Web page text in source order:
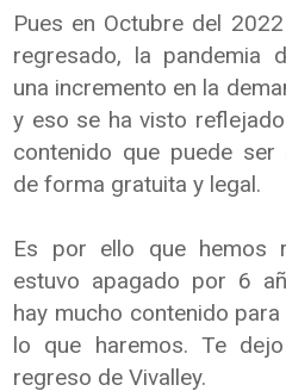
Pues en Octubre del
regresado, la pandemia
una incremento en la
y eso se ha visto
contenido que puede ser
de forma gratuita y legal.
Es por ello que hemos
estuvo apagado por 6
hay mucho contenido
lo que haremos. Te
regreso de Vivalley.